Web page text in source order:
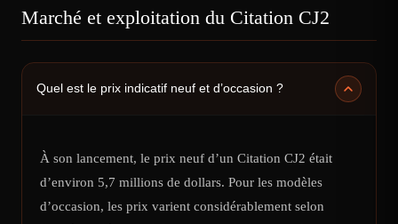
Marché et exploitation du Citation CJ2
Quel est le prix indicatif neuf et d’occasion ?
À son lancement, le prix neuf d’un Citation CJ2 était
d’environ 5,7 millions de dollars. Pour les modèles
d’occasion, les prix varient considérablement selon